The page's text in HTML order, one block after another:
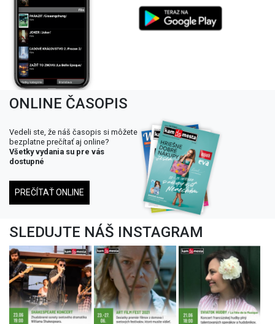
ONLINE ČASOPIS
Vedeli ste, že náš časopis si môžete
bezplatne prečítať aj online?
Všetky vydania su pre vás
dostupné
PREČÍTAŤ ONLINE
SLEDUJTE NÁŠ INSTAGRAM